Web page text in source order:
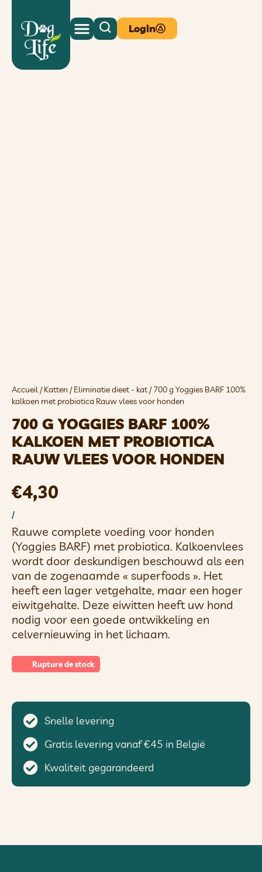
Login
Accueil /Katten /Eliminatie dieet - kat/ 700 g Yoggies BARF 100%
kalkoen met probiotica Rauw vlees voor honden
700 G YOGGIES BARF 100%
KALKOEN MET PROBIOTICA
RAUW VLEES VOOR HONDEN
€4,30
/
Rauwe complete voeding voor honden
(Yoggies BARF) met probiotica. Kalkoenvlees
wordt door deskundigen beschouwd als een
van de zogenaamde « superfoods ». Het
heeft een lager vetgehalte, maar een hoger
eiwitgehalte. Deze eiwitten heeft uw hond
nodig voor een goede ontwikkeling en
celvernieuwing in het lichaam.
Rupture de stock
Snelle levering
Gratis levering vanaf €45 in België
Kwaliteit gegarandeerd